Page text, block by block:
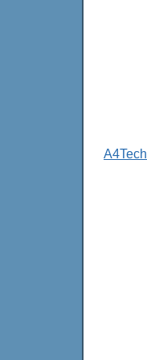
A4Tech